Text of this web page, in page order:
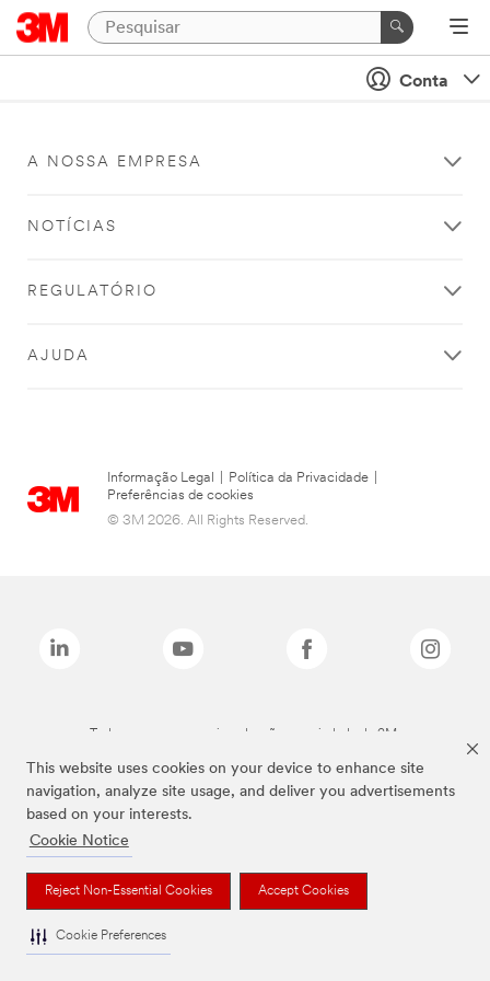
This website uses cookies on your device to enhance site
navigation, analyze site usage, and deliver you advertisements
based on your interests.
Cookie Notice
Reject Non-Essential Cookies Accept Cookies
Cookie Preferences
Conta
A NOSSA EMPRESA
NOTÍCIAS
REGULATÓRIO
AJUDA
Informação Legal Política da Privacidade
Preferências de cookies
© 3M 2026. All Rights Reserved.
Todas as marcas mencionadas são propriedade da 3M.